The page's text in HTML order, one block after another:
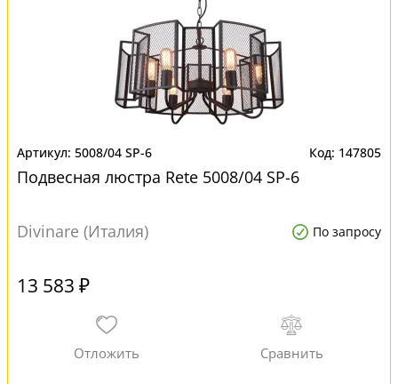
5008/04 SP-6 147805
Подвесная люстра Rete 5008/04 SP-6
Divinare (Италия) По запросу
13 583 ₽